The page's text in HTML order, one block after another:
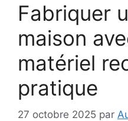
Fabriquer
maison
matériel
pratique
27 octobre 2025 par